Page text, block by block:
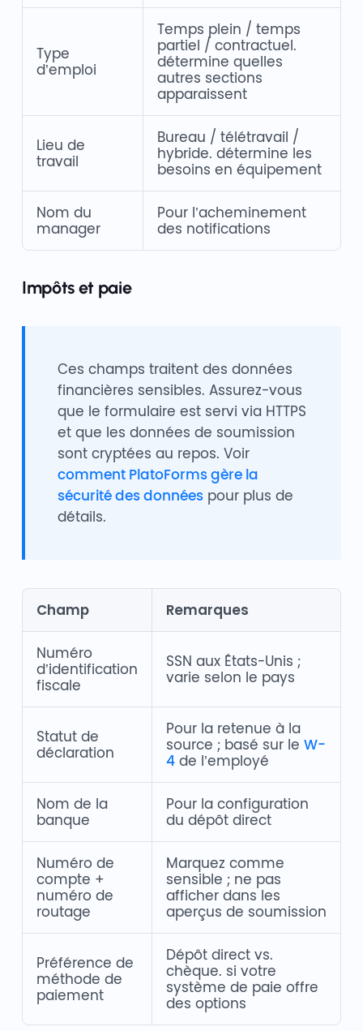
Type
d’emploi
Temps plein / temps
partiel / contractuel.
détermine quelles
autres sections
apparaissent
Lieu de
travail
Bureau / télétravail /
hybride. détermine les
besoins en équipement
Nom du
manager
Pour l’acheminement
des notifications
Impôts et paie
Ces champs traitent des données
financières sensibles. Assurez-vous
que le formulaire est servi via HTTPS
et que les données de soumission
sont cryptées au repos. Voir
comment PlatoForms gère la
sécurité des donnéespour plus de
détails.
Champ Remarques
Numéro
d’identification
fiscale
SSN aux États-Unis ;
varie selon le pays
Statut de
déclaration
Pour la retenue à la
source ; basé sur le W-
4de l’employé
Nom de la
banque
Pour la configuration
du dépôt direct
Numéro de
compte +
numéro de
routage
Marquez comme
sensible ; ne pas
afficher dans les
aperçus de soumission
Préférence de
méthode de
paiement
Dépôt direct vs.
chèque. si votre
système de paie offre
des options